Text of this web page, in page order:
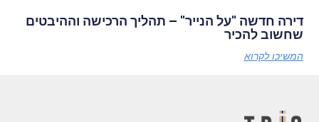
דירה חדשה "על הנייר" – תהליך הרכישה וההיבטים
שחשוב להכיר
המשיכו לקרוא